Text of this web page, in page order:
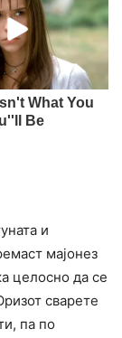
и
мајонез
целосно да се
сварете
па по